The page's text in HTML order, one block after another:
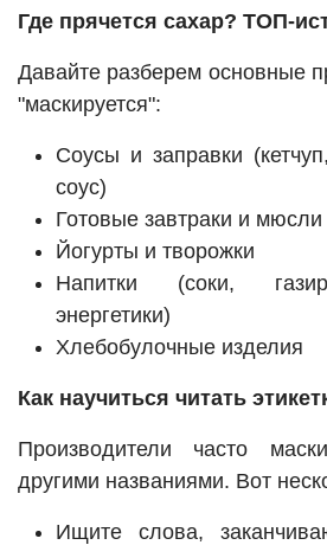
Где прячется сахар? ТОП-
Давайте разберем основные
"маскируется":
Соусы и заправки
соус)
Готовые завтраки и мюсли
Йогурты и творожки
Напитки (соки,
энергетики)
Хлебобулочные изделия
Как научиться читать
Производители часто
другими названиями. Вот
Ищите слова,